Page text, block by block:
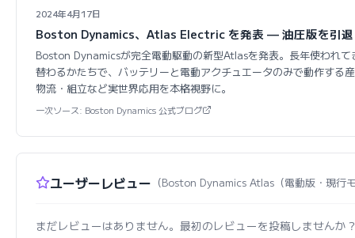
2024年4月17日
Boston Dynamics、Atlas Electric を発表 — 油圧版を引退
Boston Dynamicsが完全電動駆動の新型Atlasを発表。長年使われ
替わるかたちで、バッテリーと電動アクチュエータのみで動作する
物流・組立など実世界応用を本格視野に。
一次ソース: Boston Dynamics 公式ブログ
ユーザーレビュー （Boston Dynamics Atlas（電動版・現行
まだレビューはありません。最初のレビューを投稿しませんか